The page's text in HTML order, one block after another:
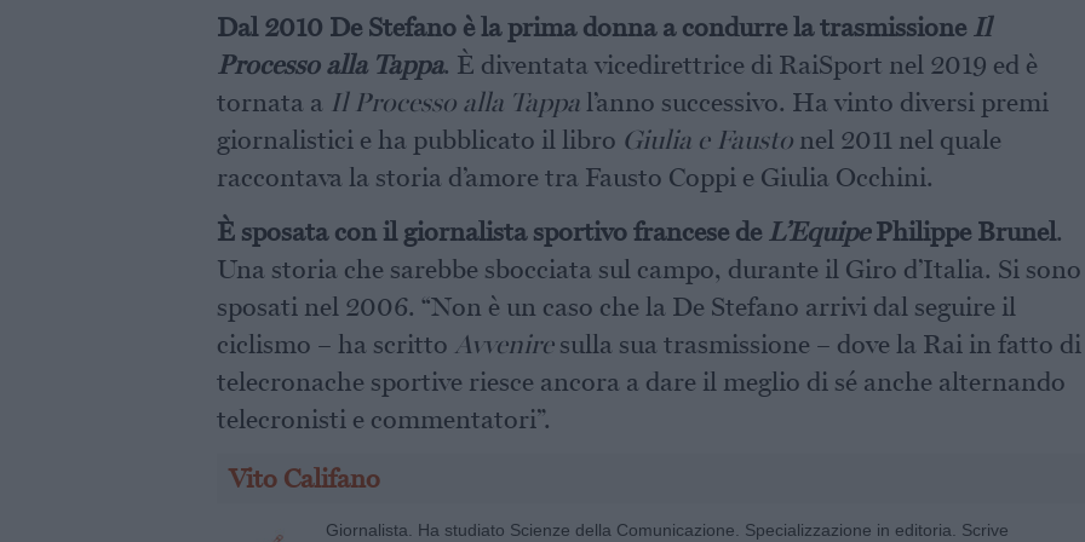
Dal 2010 De Stefano è la prima donna a condurre la trasmissione Il
Processo alla Tappa. È diventata vicedirettrice di RaiSport nel 2019 ed è
tornata a Il Processo alla Tappal’anno successivo. Ha vinto diversi premi
giornalistici e ha pubblicato il libro Giulia e Fausto nel 2011 nel quale
raccontava la storia d’amore tra Fausto Coppi e Giulia Occhini.
È sposata con il giornalista sportivo francese de L’EquipePhilippe Brunel.
Una storia che sarebbe sbocciata sul campo, durante il Giro d’Italia. Si sono
sposati nel 2006. “Non è un caso che la De Stefano arrivi dal seguire il
ciclismo – ha scritto Avveniresulla sua trasmissione – dove la Rai in fatto di
telecronache sportive riesce ancora a dare il meglio di sé anche alternando
telecronisti e commentatori”.
Vito Califano
Giornalista. Ha studiato Scienze della Comunicazione. Specializzazione in editoria. Scrive